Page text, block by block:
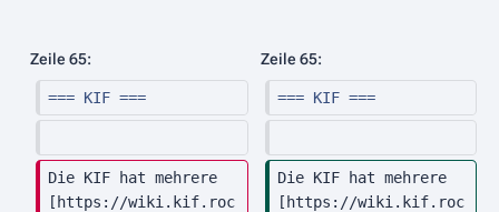
Zeile 65: Zeile 65:
=== KIF === === KIF ===
Die KIF hat mehrere
[https://wiki.kif.roc
Die KIF hat mehrere
[https://wiki.kif.roc